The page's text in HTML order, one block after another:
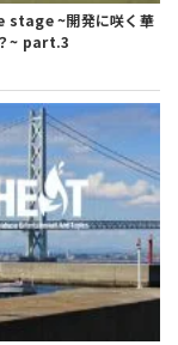
~開発に咲く華
~ part.3